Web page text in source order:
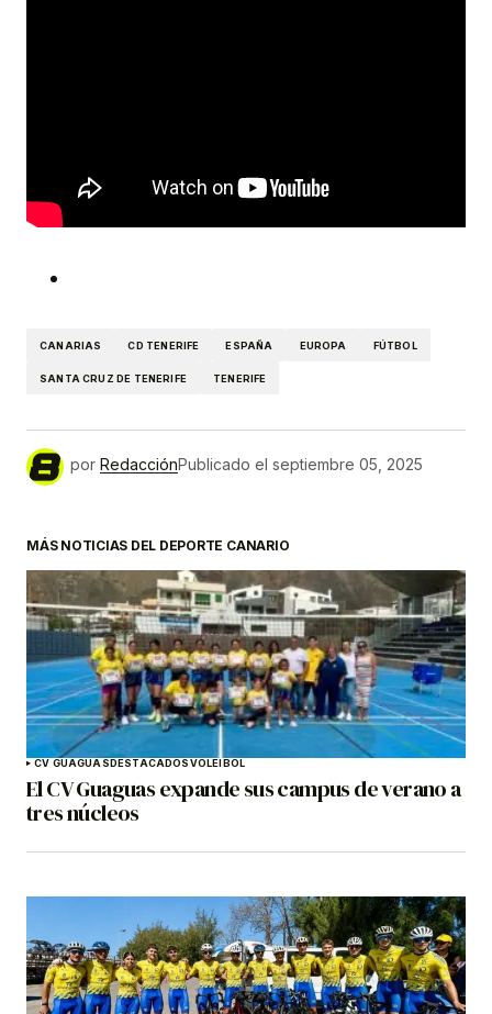
CANARIAS CD TENERIFE ESPAÑA EUROPA FÚTBOL
SANTA CRUZ DE TENERIFE TENERIFE
por RedacciónPublicado el septiembre 05, 2025
MÁS NOTICIAS DEL DEPORTE CANARIO
CV GUAGUASDESTACADOSVOLEIBOL
El CV Guaguas expande sus campus de verano a
tres núcleos